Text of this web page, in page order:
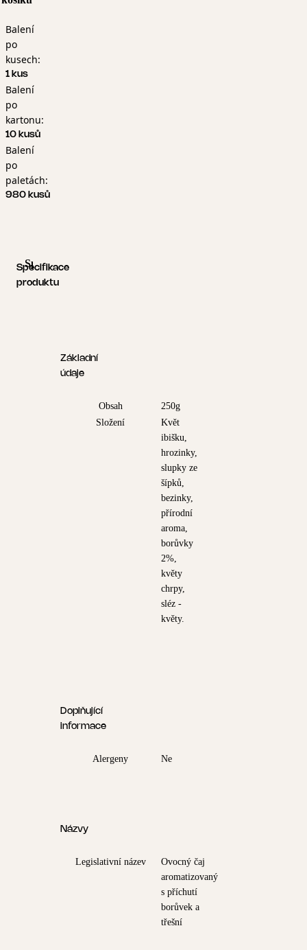
Balení
po
kusech:
1 kus
Balení
po
kartonu:
10 kusů
Balení
po
paletách:
980 kusů
Specifikace produktu
Specifikace
produktu
Základní
údaje
Obsah
250g
Složení
Květ
ibišku,
hrozinky,
slupky ze
šípků,
bezinky,
přírodní
aroma,
borůvky
2%,
květy
chrpy,
sléz -
květy.
Doplňující
informace
Alergeny Ne
Názvy
Legislativní název
Ovocný čaj
aromatizovaný
s příchutí
borůvek a
třešní